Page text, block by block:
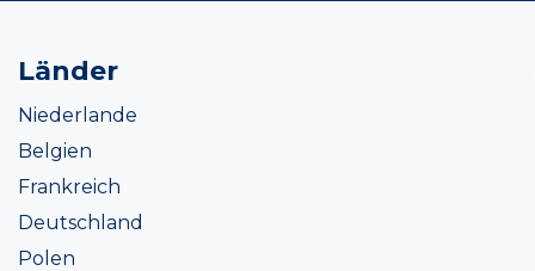
Länder
Niederlande
Belgien
Frankreich
Deutschland
Polen